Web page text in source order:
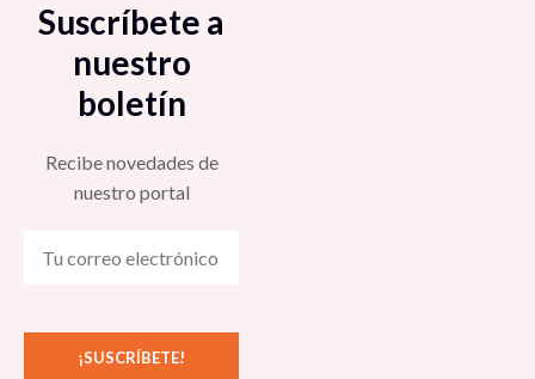
Suscríbete a
nuestro
boletín
Recibe novedades de
nuestro portal